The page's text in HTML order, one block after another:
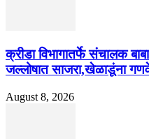
क्रीडा विभागातर्फे संचालक
जल्लोषात साजरा,खेळाडूंना
August 8, 2026